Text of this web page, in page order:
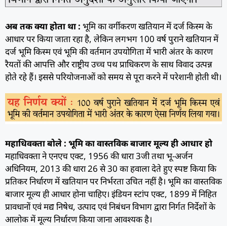
अब तक क्या होता था : भूमि का वर्गीकरण खतियान में दर्ज किस्म के
आधार पर किया जाता रहा है, लेकिन लगभग 100 वर्ष पुराने खतियान में
दर्ज भूमि किस्म एवं भूमि की वर्तमान उपयोगिता में भारी अंतर के कारण
रैयतों की आपत्ति और राष्ट्रीय उच्च पथ प्राधिकरण के साथ विवाद उत्पन्न
होते रहे हैं। इससे परियोजनाओं को समय से पूरा करने में परेशानी होती थी।
महाधिवक्ता बोले : भूमि का वास्तविक बाजार मूल्य ही आधार हो
महाधिवक्ता ने एनएच एक्ट, 1956 की धारा 3जी तथा भू-अर्जन
अधिनियम, 2013 की धारा 26 से 30 का हवाला देते हुए स्पष्ट किया कि
प्रतिकर निर्धारण में खतियान पर निर्भरता उचित नहीं है। भूमि का वास्तविक
बाजार मूल्य ही आधार होना चाहिए। इंडियन स्टांप एक्ट, 1899 में निहित
प्रावधानों एवं मद्य निषेध, उत्पाद एवं निबंधन विभाग द्वारा निर्गत निर्देशों के
आलोक में मूल्य निर्धारण किया जाना आवश्यक है।